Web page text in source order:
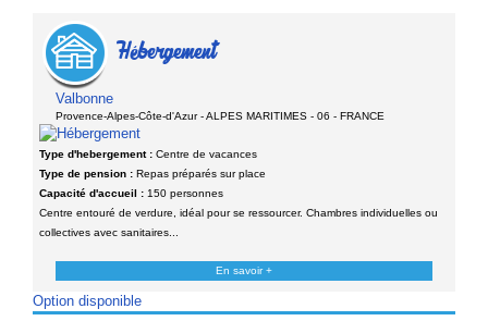
Hébergement
Valbonne
Provence-Alpes-Côte-d'Azur - ALPES MARITIMES - 06 - FRANCE
Type d'hebergement : Centre de vacances
Type de pension : Repas préparés sur place
Capacité d'accueil : 150 personnes
Centre entouré de verdure, idéal pour se ressourcer. Chambres individuelles ou
collectives avec sanitaires...
En savoir +
Option disponible